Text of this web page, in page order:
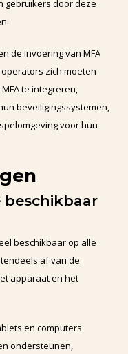
gebruikers door deze
de invoering van MFA
zich moeten
te integreren,
beveiligingssystemen,
voor hun
beschikbaar
beschikbaar op alle
af van de
apparaat en het
en computers
ondersteunen,